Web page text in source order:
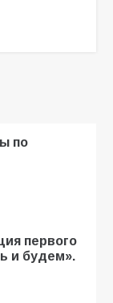
по
первого
и будем».